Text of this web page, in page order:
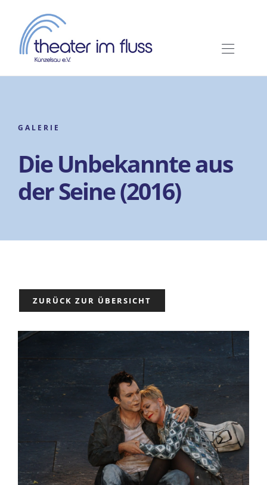
Inhalt
springen
Wir über uns
Spielzeit 2026
Tickets
Service
Kontakt
GALERIE
Die Unbekannte aus
der Seine (2016)
ZURÜCK ZUR ÜBERSICHT